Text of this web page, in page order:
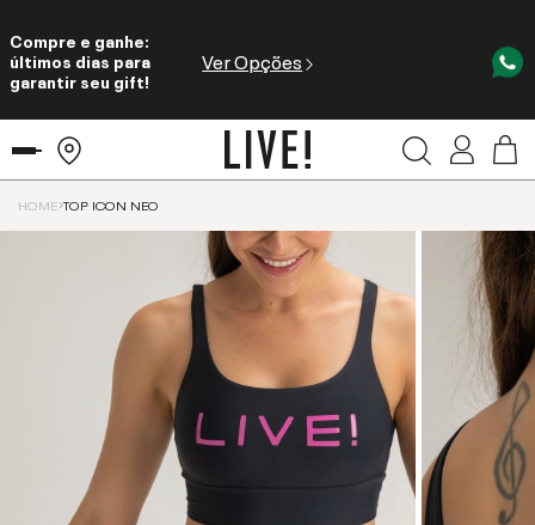
Compre e ganhe:
últimos dias para
garantir seu gift!
Ver Opções
HOME TOP ICON NEO